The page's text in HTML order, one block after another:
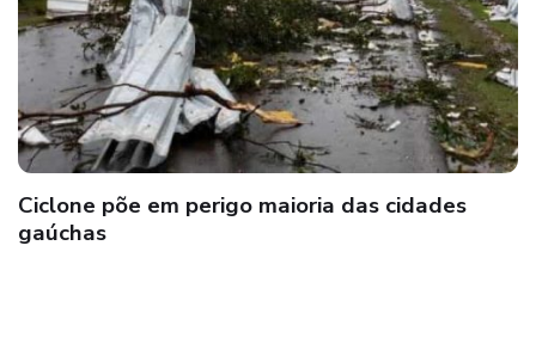
Ciclone põe em perigo maioria das cidades
gaúchas